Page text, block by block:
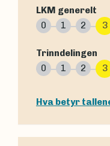
LKM generelt
0
1 2 3
Trinndelingen
0
1 2 3
Hva betyr